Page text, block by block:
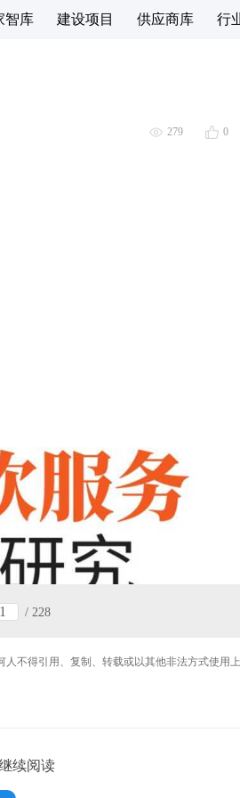
智库 建设项目 供应商库 行
279 0
/ 228
不得引用、复制、转载或以其他非法方式使用
续阅读